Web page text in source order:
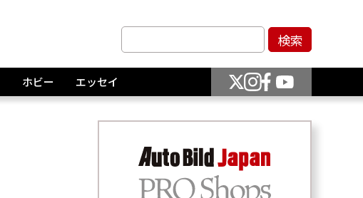
ホビー エッセイ